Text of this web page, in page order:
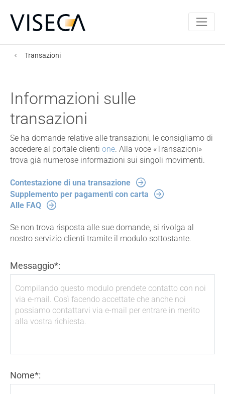
Transazioni
Informazioni sulle
transazioni
Se ha domande relative alle transazioni, le consigliamo di
accedere al portale clienti one. Alla voce «Transazioni»
trova già numerose informazioni sui singoli movimenti.
Contestazione di una transazione
Supplemento per pagamenti con carta
Alle FAQ
Se non trova risposta alle sue domande, si rivolga al
nostro servizio clienti tramite il modulo sottostante.
Messaggio*:
Nome*: